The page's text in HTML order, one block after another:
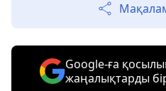
Google-ға
жаңалықтарды